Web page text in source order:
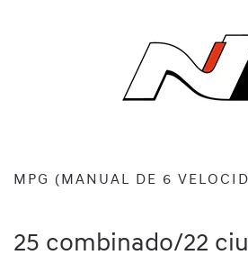
MPG (MANUAL DE 6
25 combinado/22